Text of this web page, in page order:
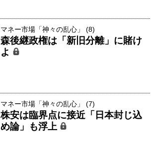
マネー市場「神々の乱心」 (8)
森後継政権は「新旧分離」に賭け
よ
マネー市場「神々の乱心」 (7)
株安は臨界点に接近「日本封じ込
め論」も浮上